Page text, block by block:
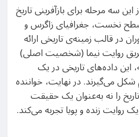
این سه مرحله برای بازآفرینی تاریخ
نخست، جغرافیای زاگرس و
در قالب زمینه‌ی تاریخی ارائه
روایت نیما (شخصیت اصلی)
این داده‌های تاریخی در یک
می‌گیرند. در نهایت، خواننده
را نه به‌عنوان یک حقیقت
روایت زنده و پویا تجربه می‌کند.